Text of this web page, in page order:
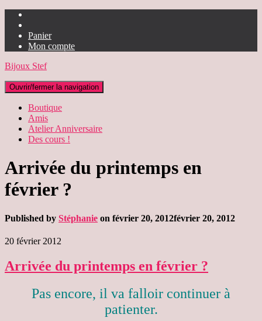
Panier
Mon compte
Bijoux Stef
Ouvrir/fermer la navigation
Boutique
Amis
Atelier Anniversaire
Des cours !
Arrivée du printemps en
février ?
Published by Stéphanie on février 20, 2012février 20, 2012
20 février 2012
Arrivée du printemps en février ?
Pas encore, il va falloir continuer à
patienter.